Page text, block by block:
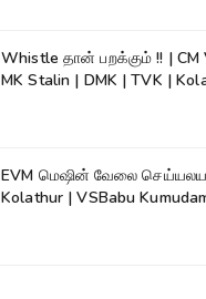
Whistle தான் பறக்கும் !! | CM Vijay | VS Babu |
MK Stalin | DMK | TVK |
EVM மெஷின் வேலை
Kolathur | VSBabu